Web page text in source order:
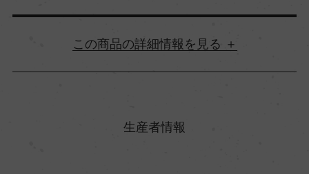
詳細情報
生産者情報